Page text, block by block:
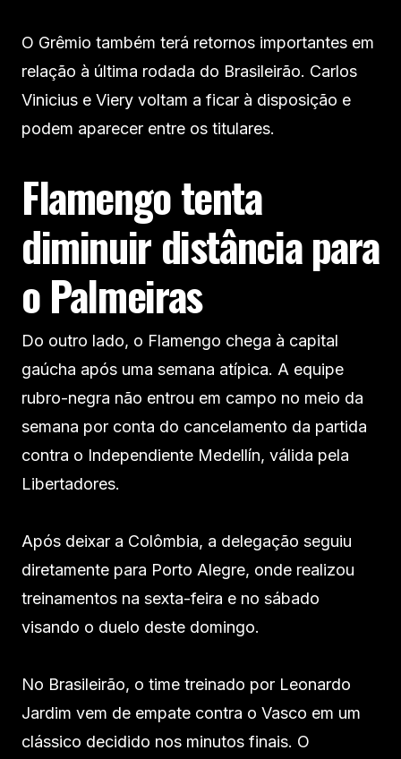
O Grêmio também terá retornos importantes em
relação à última rodada do Brasileirão. Carlos
Vinicius e Viery voltam a ficar à disposição e
podem aparecer entre os titulares.
Flamengo tenta
diminuir distância para
o Palmeiras
Do outro lado, o Flamengo chega à capital
gaúcha após uma semana atípica. A equipe
rubro-negra não entrou em campo no meio da
semana por conta do cancelamento da partida
contra o Independiente Medellín, válida pela
Libertadores.
Após deixar a Colômbia, a delegação seguiu
diretamente para Porto Alegre, onde realizou
treinamentos na sexta-feira e no sábado
visando o duelo deste domingo.
No Brasileirão, o time treinado por Leonardo
Jardim vem de empate contra o Vasco em um
clássico decidido nos minutos finais. O